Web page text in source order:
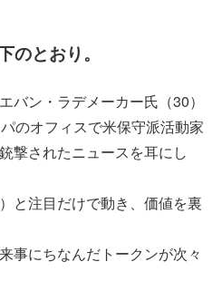
のとおり。
バン・ラデメーカー氏（30）
のオフィスで米保守派活動家
撃されたニュースを耳にし
と注目だけで動き、価値を裏
事にちなんだトークンが次々